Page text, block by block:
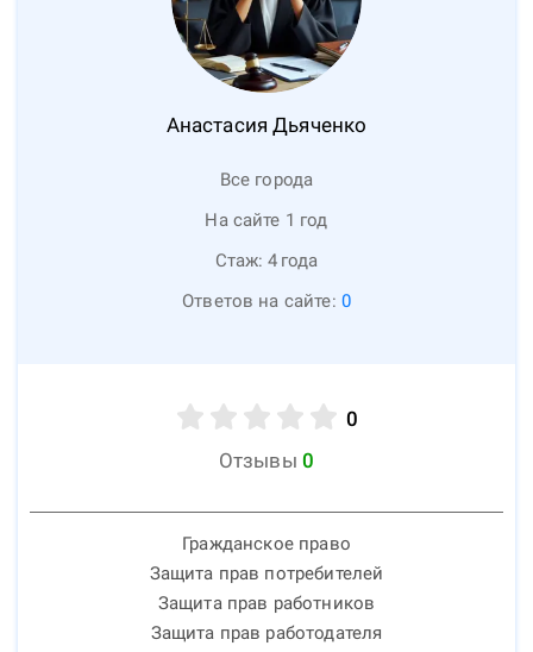
Анастасия Дьяченко
Все города
На сайте 1 год
Стаж: 4 года
Ответов на сайте: 0
0
Отзывы 0
Гражданское право
Защита прав потребителей
Защита прав работников
Защита прав работодателя